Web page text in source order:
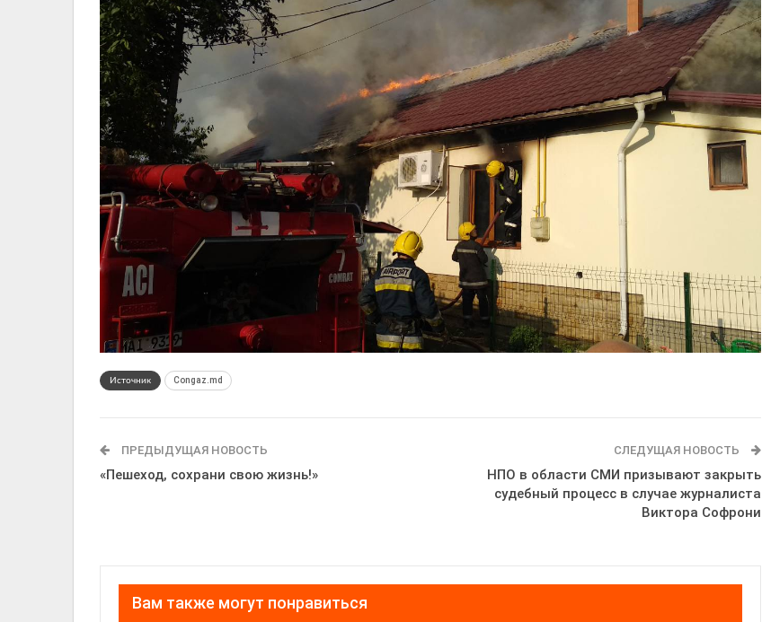
Источник Сongaz.md
ПРЕДЫДУЩАЯ НОВОСТЬ
«Пешеход, сохрани свою жизнь!»
СЛЕДУЩАЯ НОВОСТЬ
НПО в области СМИ призывают закрыть
судебный процесс в случае журналиста
Виктора Софрони
Вам также могут понравиться